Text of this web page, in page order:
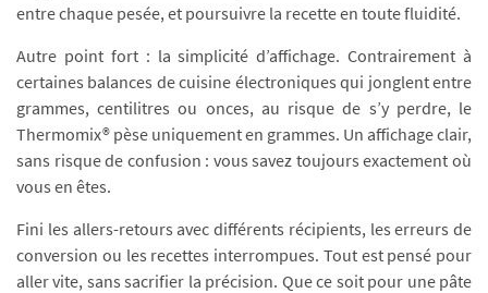
entre chaque pesée, et poursuivre la recette en toute fluidité.
Autre point fort : la simplicité d’affichage. Contrairement à
certaines balances de cuisine électroniques qui jonglent entre
grammes, centilitres ou onces, au risque de s’y perdre, le
Thermomix® pèse uniquement en grammes. Un affichage clair,
sans risque de confusion : vous savez toujours exactement où
vous en êtes.
Fini les allers-retours avec différents récipients, les erreurs de
conversion ou les recettes interrompues. Tout est pensé pour
aller vite, sans sacrifier la précision. Que ce soit pour une pâte